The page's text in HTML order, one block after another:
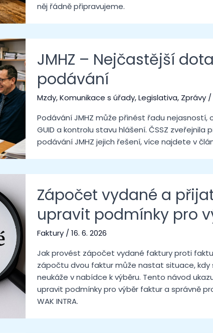
něj řádně připravujeme.
JMHZ – Nejčastější
podávání
Mzdy,Komunikace s úřady,Legislativa, Zprávy/
Podávání JMHZ může přinést řadu nejasností,
GUID a kontrolu stavu hlášení. ČSSZ
podávání JMHZ jejich řešení, více najdete v
Zápočet vydané a
upravit podmínky pro
Faktury/ 16. 6. 2026
Jak provést zápočet vydané faktury proti
zápočtu dvou faktur může nastat situace,
neukáže v nabídce k výběru. Tento návod
upravit podmínky pro výběr faktur a správně
WAK INTRA.